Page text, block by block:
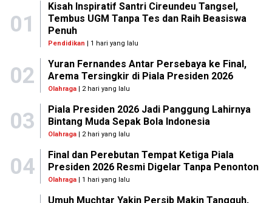
01
Kisah Inspiratif Santri Cireundeu Tangsel,
Tembus UGM Tanpa Tes dan Raih Beasiswa
Penuh
Pendidikan | 1 hari yang lalu
02
Yuran Fernandes Antar Persebaya ke Final,
Arema Tersingkir di Piala Presiden 2026
Olahraga| 2 hari yang lalu
03
Piala Presiden 2026 Jadi Panggung Lahirnya
Bintang Muda Sepak Bola Indonesia
Olahraga| 2 hari yang lalu
04
Final dan Perebutan Tempat Ketiga Piala
Presiden 2026 Resmi Digelar Tanpa Penonton
Olahraga| 1 hari yang lalu
Umuh Muchtar Yakin Persib Makin Tangguh,